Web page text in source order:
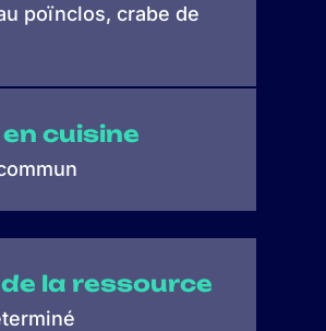
poïnclos, crabe de
cuisine
la ressource